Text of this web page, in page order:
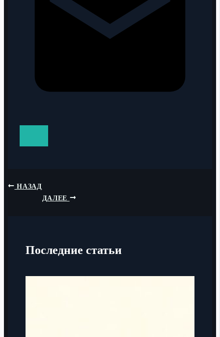
НАЗАД
ДАЛЕЕ
Последние статьи